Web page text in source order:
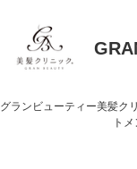
グランビューティー美髪ク
ト